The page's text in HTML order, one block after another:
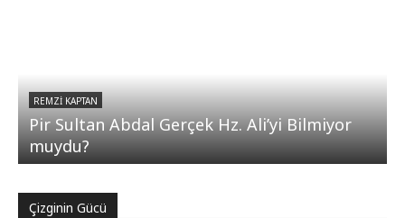
REMZI KAPTAN
Pir Sultan Abdal Gerçek Hz. Ali’yi Bilmiyor
muydu?
Çizginin Gücü